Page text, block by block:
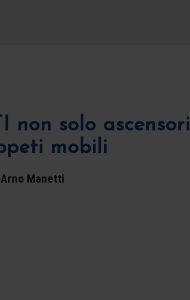
non solo ascensori
mobili
Manetti